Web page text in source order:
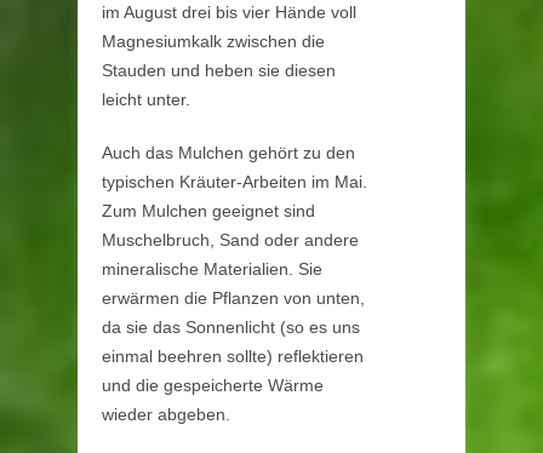
im August drei bis vier Hände voll
Magnesiumkalk zwischen die
Stauden und heben sie diesen
leicht unter.
Auch das Mulchen gehört zu den
typischen Kräuter-Arbeiten im Mai.
Zum Mulchen geeignet sind
Muschelbruch, Sand oder andere
mineralische Materialien. Sie
erwärmen die Pflanzen von unten,
da sie das Sonnenlicht (so es uns
einmal beehren sollte) reflektieren
und die gespeicherte Wärme
wieder abgeben.